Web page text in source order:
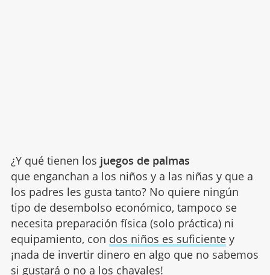
¿Y qué tienen los juegos de palmas
que enganchan a los niños y a las niñas y que a
los padres les gusta tanto? No quiere ningún
tipo de desembolso económico, tampoco se
necesita preparación física (solo práctica) ni
equipamiento, con dos niños es suficientey
¡nada de invertir dinero en algo que no sabemos
si gustará o no a los chavales!